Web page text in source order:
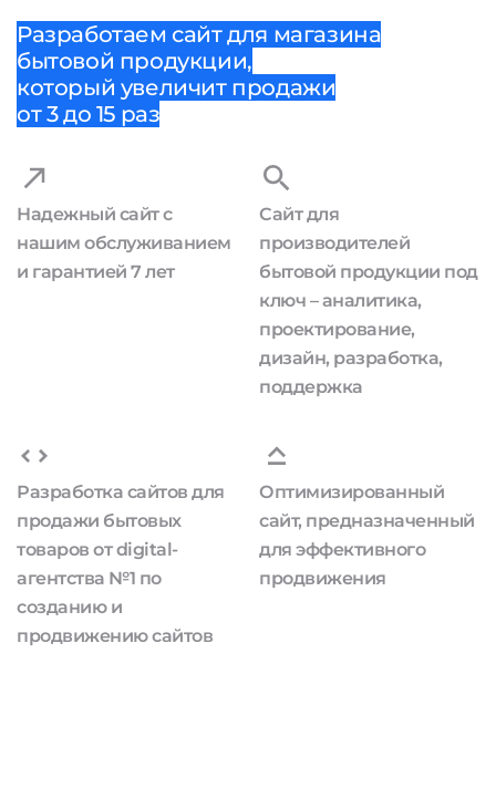
Разработаем сайт для магазина
бытовой продукции,
который увеличит продажи
от 3 до 15 раз
Надежный сайт с
нашим обслуживанием
и гарантией 7 лет
Сайт для
производителей
бытовой продукции под
ключ – аналитика,
проектирование,
дизайн, разработка,
поддержка
Разработка сайтов для
продажи бытовых
товаров от digital-
агентства №1 по
созданию и
продвижению сайтов
Оптимизированный
сайт, предназначенный
для эффективного
продвижения